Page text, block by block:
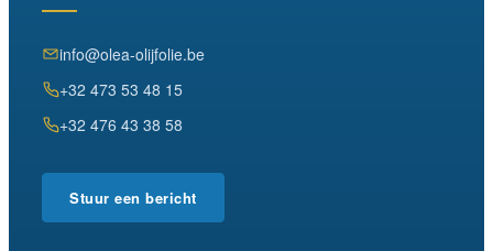
info@olea-olijfolie.be
+32 473 53 48 15
+32 476 43 38 58
Stuur een bericht